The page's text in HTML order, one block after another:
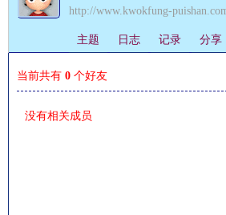
›
http://www.kwokfung-
主题 日志 记录 分享
当前共有 0个好友
没有相关成员